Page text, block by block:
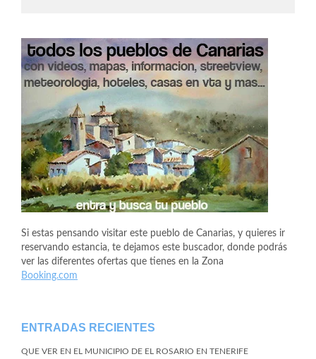
Si estas pensando visitar este pueblo de Canarias, y quieres ir
reservando estancia, te dejamos este buscador, donde podrás
ver las diferentes ofertas que tienes en la Zona
Booking.com
ENTRADAS RECIENTES
QUE VER EN EL MUNICIPIO DE EL ROSARIO EN TENERIFE